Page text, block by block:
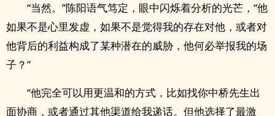
“当然。”陈阳语气笃定，眼中闪烁着分析的光芒，“他
如果不是心里发虚，如果不是觉得我的存在对他，或者对
他背后的利益构成了某种潜在的威胁，他何必举报我的场
子？”
“他完全可以用更温和的方式，比如找你中桥先生出
面协商，或者通过其他渠道给我递话。但他选择了最激